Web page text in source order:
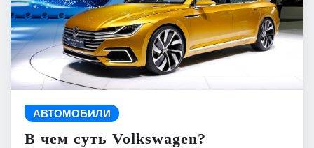
АВТОМОБИЛИ
В чем суть Volkswagen?